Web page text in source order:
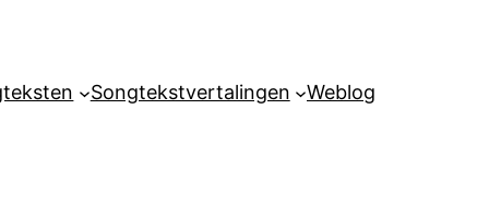
Songtekstvertalingen Weblog